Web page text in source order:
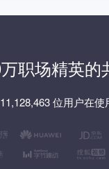
职场精英的
位用户在